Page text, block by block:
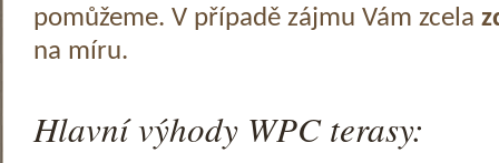
pomůžeme. V případě zájmu Vám zcela
na míru.
Hlavní výhody WPC terasy: